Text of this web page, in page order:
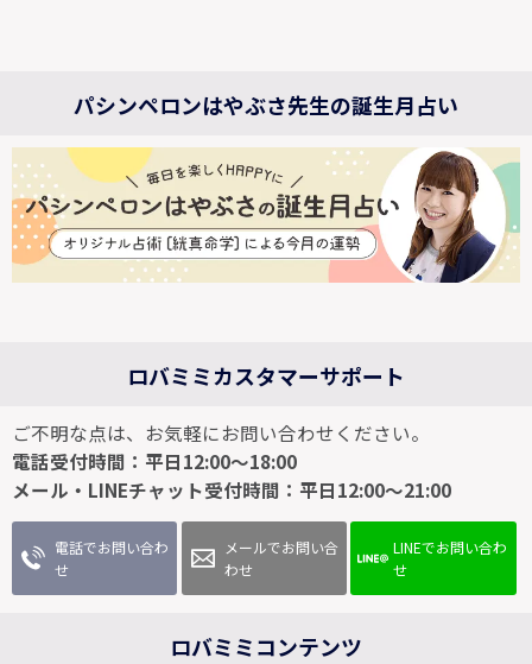
パシンペロンはやぶさ先生の誕生月占い
ロバミミカスタマーサポート
ご不明な点は、お気軽にお問い合わせください。
電話受付時間：平日12:00～18:00
メール・LINEチャット受付時間：平日12:00～21:00
電話でお問い合わ
せ
メールでお問い合
わせ
LINEでお問い合わ
せ
ロバミミコンテンツ